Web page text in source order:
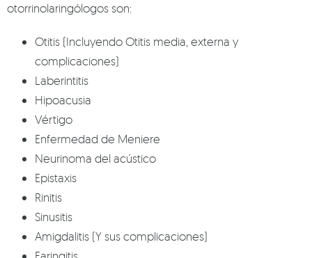
otorrinolaringólogos son:
Otitis (Incluyendo Otitis media, externa y
complicaciones)
Laberintitis
Hipoacusia
Vértigo
Enfermedad de Meniere
Neurinoma del acústico
Epistaxis
Rinitis
Sinusitis
Amigdalitis (Y sus complicaciones)